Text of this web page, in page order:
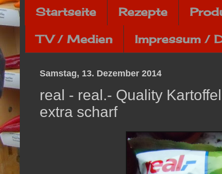
Startseite Rezepte
TV / Medien Impressum /
Samstag, 13. Dezember 2014
real - real.- Quality
extra scharf